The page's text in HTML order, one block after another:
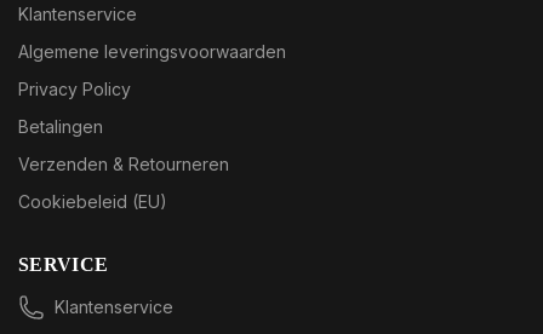
Klantenservice
Algemene leveringsvoorwaarden
Privacy Policy
Betalingen
Verzenden & Retourneren
Cookiebeleid (EU)
SERVICE
Klantenservice